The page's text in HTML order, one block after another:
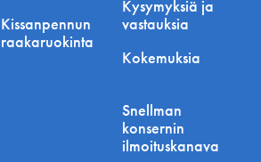
Kissanpennun
raakaruokinta
Kysymyksiä ja
vastauksia
Kokemuksia
Snellman
konsernin
ilmoituskanava